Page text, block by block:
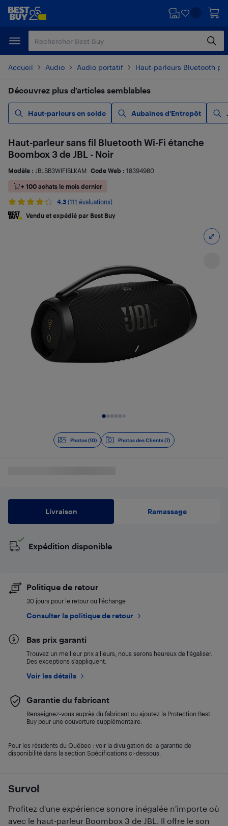
Passer
principal
Passer
Accueil Audio Audio portatif Haut-parleurs Bluetooth
Découvrez plus d’articles semblables
Haut-parleurs en solde Aubaines d'Entrepôt
Photos (10) Photos des Clients (7)
Survol
Profitez d'une expérience sonore inégalée n'importe où
avec le haut-parleur Boombox 3 de JBL. Il offre le son
Haut-parleur sans fil Bluetooth Wi-Fi étanche
Boombox 3 de JBL - Noir
Modèle : JBLBB3WIFIBLKAM Code Web : 18394980
+ 100 achats le mois dernier
4.3 (111 évaluations)
Vendu et expédié par Best Buy
Livraison Ramassage
Expédition disponible
Politique de retour
30 jours pour le retour ou l’échange
Consulter la politique de retour
Bas prix garanti
Trouvez un meilleur prix ailleurs, nous serons heureux de l’égaliser.
Des exceptions s’appliquent.
Voir les détails
Garantie du fabricant
Renseignez-vous auprès du fabricant ou ajoutez la Protection Best
Buy pour une couverture supplémentaire.
Pour les résidents du Québec : voir la divulgation de la garantie de
disponibilité dans la section Spécifications ci-dessous.